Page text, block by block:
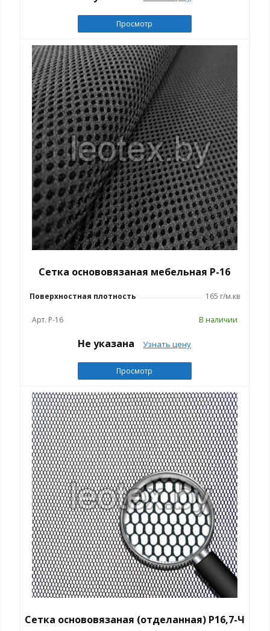
Просмотр
Сетка основовязаная мебельная Р-16
Поверхностная плотность 165 г/м.кв
Арт. Р-16 В наличии
Не указана Узнать цену
Просмотр
Сетка основовязаная (отделанная) Р16,7-Ч